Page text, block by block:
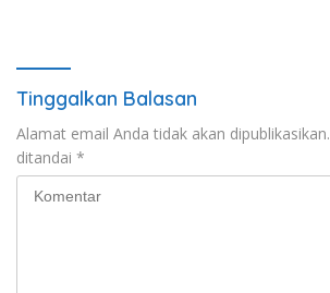
Tinggalkan Balasan
Alamat email Anda tidak akan dipublikasikan.
ditandai *